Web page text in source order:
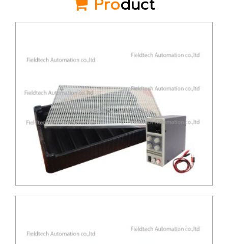
ชุดทดลองวงจรไฟฟ้าเบื้องต้น (เเบบ Grid)